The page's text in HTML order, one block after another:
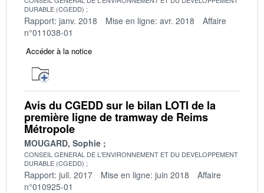
DURABLE (CGEDD)
Rapport: janv. 2018 Mise en ligne: avr. 2018
Affaire
n°011038-01
Accéder à la notice
Avis du CGEDD sur le bilan LOTI de la
première ligne de tramway de Reims
Métropole
MOUGARD, Sophie
CONSEIL GENERAL DE L'ENVIRONNEMENT ET DU DEVELOPPEMENT
DURABLE (CGEDD)
Rapport: juil. 2017 Mise en ligne: juin 2018
Affaire
n°010925-01